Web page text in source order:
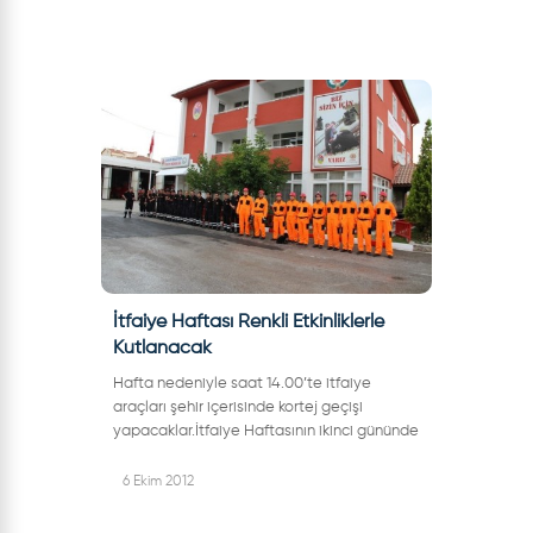
İtfaiye Haftası Renkli Etkinliklerle
Kutlanacak
Hafta nedeniyle saat 14.00’te itfaiye
araçları şehir içerisinde kortej geçişi
yapacaklar.İtfaiye Haftasının ikinci gününde
Müdürlüğü bahçesinde 250 ilköğretim
6 Ekim 2012